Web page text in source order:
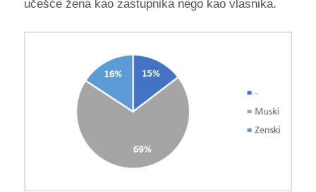
učešće žena kao zastupnika nego kao vlasnika.